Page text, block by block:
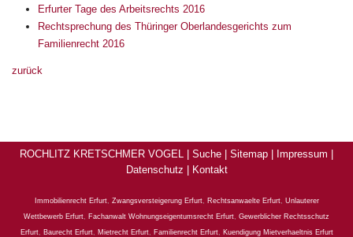
Erfurter Tage des Arbeitsrechts 2016
Rechtsprechung des Thüringer Oberlandesgerichts zum
Familienrecht 2016
zurück
ROCHLITZ KRETSCHMER VOGEL | Suche Sitemap Impressum
Datenschutz
Kontakt
Immobilienrecht Erfurt, Zwangsversteigerung Erfurt, Rechtsanwaelte Erfurt, Unlauterer
Wettbewerb Erfurt, Fachanwalt Wohnungseigentumsrecht Erfurt, Gewerblicher Rechtsschutz
Erfurt, Baurecht Erfurt, Mietrecht Erfurt, Familienrecht Erfurt, Kuendigung Mietverhaeltnis Erfurt